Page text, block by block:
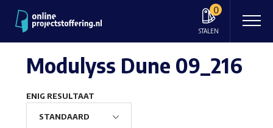
0
STALEN
Modulyss Dune 09_216
ENIG RESULTAAT